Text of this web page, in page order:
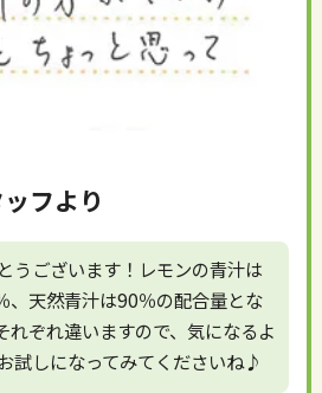
フより
うございます！レモンの青汁は
、天然青汁は90％の配合量とな
れぞれ違いますので、気になるよ
試しになってみてくださいね♪